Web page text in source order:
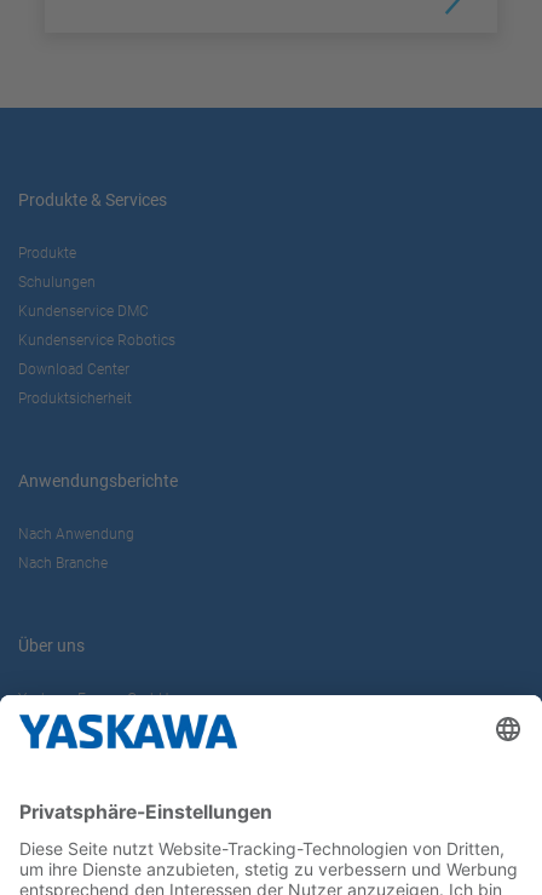
Produkte & Services
Produkte
Schulungen
Kundenservice DMC
Kundenservice Robotics
Download Center
Produktsicherheit
Anwendungsberichte
Nach Anwendung
Nach Branche
Über uns
Yaskawa Europe GmbH
Karriere
Newsletter